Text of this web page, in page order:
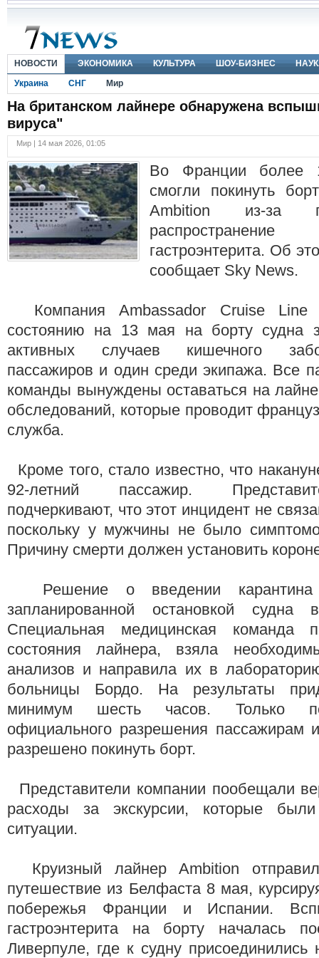
НОВОСТИ ЭКОНОМИКА КУЛЬТУРА ШОУ-БИЗНЕС
Украина
СНГ Мир
На британском лайнере обнаружена
вируса"
Мир | 14 мая 2026, 01:05
Во Франции более
смогли покинуть
Ambition из-за
гастроэнтерита. Об
сообщает Sky News.
Компания Ambassador Cruise Line
состоянию на 13 мая на борту судна
активных случаев кишечного
пассажиров и один среди экипажа. Все
команды вынуждены оставаться на
обследований, которые проводит
служба.
Кроме того, стало известно, что
92-летний пассажир.
подчеркивают, что этот инцидент не
поскольку у мужчины не было
Причину смерти должен установить
Решение о введении карантина
запланированной остановкой
Специальная медицинская команда
состояния лайнера, взяла
анализов и направила их в
больницы Бордо. На результаты
минимум шесть часов. Только
официального разрешения пассажирам
разрешено покинуть борт.
Представители компании пообещали
расходы за экскурсии, которые
ситуации.
Круизный лайнер Ambition
путешествие из Белфаста 8 мая,
побережья Франции и Испании.
гастроэнтерита на борту началась
Ливерпуле, где к судну